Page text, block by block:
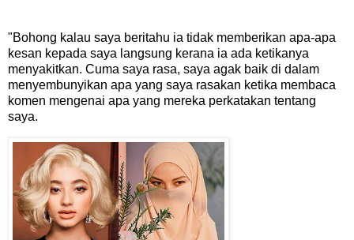
"Bohong kalau saya beritahu ia tidak memberikan apa-apa
kesan kepada saya langsung kerana ia ada ketikanya
menyakitkan. Cuma saya rasa, saya agak baik di dalam
menyembunyikan apa yang saya rasakan ketika membaca
komen mengenai apa yang mereka perkatakan tentang
saya.